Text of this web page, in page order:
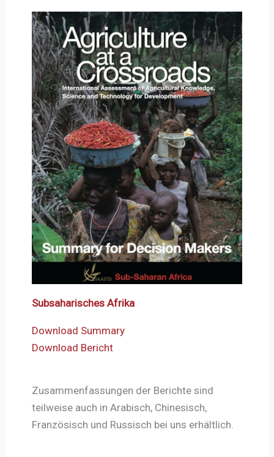
Subsaharisches Afrika
Download Summary
Download Bericht
Zusammenfassungen der Berichte sind
teilweise auch in Arabisch, Chinesisch,
Französisch und Russisch bei uns erhältlich.